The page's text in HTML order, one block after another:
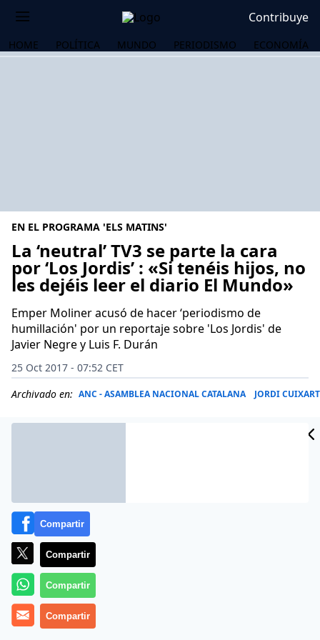
Contribuye
HOME POLÍTICA MUNDO PERIODISMO ECONOMÍA
EN EL PROGRAMA 'ELS MATINS'
La ‘neutral’ TV3 se parte la cara
por ‘Los Jordis’ : «Si tenéis hijos, no
les dejéis leer el diario El Mundo»
Emper Moliner acusó de hacer ‘periodismo de
humillación' por un reportaje sobre 'Los Jordis' de
Javier Negre y Luis F. Durán
25 Oct 2017 - 07:52 CET
Archivado en: ANC - ASAMBLEA NACIONAL CATALANA JORDI CUIXART
El programa ‘Els Matins’ de TV3 es conocido por dar
Compartir
Compartir
Compartir
Compartir